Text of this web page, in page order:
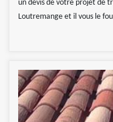
un devis de votre projet de
Loutremange et il vous le